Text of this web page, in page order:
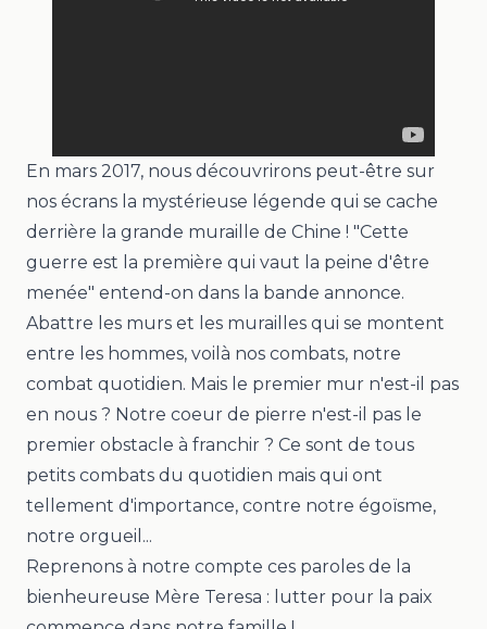
En mars 2017, nous découvrirons peut-être sur
nos écrans la mystérieuse légende qui se cache
derrière la grande muraille de Chine ! "Cette
guerre est la première qui vaut la peine d'être
menée" entend-on dans la bande annonce.
Abattre les murs et les murailles qui se montent
entre les hommes, voilà nos combats, notre
combat quotidien. Mais le premier mur n'est-il pas
en nous ? Notre coeur de pierre n'est-il pas le
premier obstacle à franchir ? Ce sont de tous
petits combats du quotidien mais qui ont
tellement d'importance, contre notre égoïsme,
notre orgueil...
Reprenons à notre compte ces paroles de la
bienheureuse Mère Teresa : lutter pour la paix